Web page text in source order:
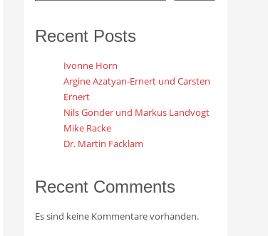
Recent Posts
Ivonne Horn
Argine Azatyan-Ernert und Carsten
Ernert
Nils Gonder und Markus Landvogt
Mike Racke
Dr. Martin Facklam
Recent Comments
Es sind keine Kommentare vorhanden.